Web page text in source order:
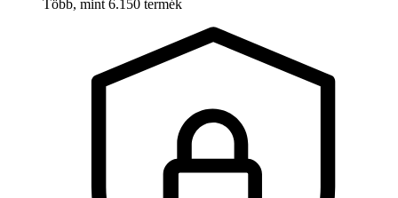
Több, mint 6.150 termék